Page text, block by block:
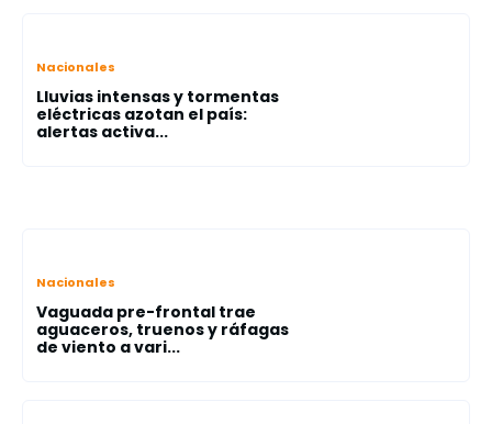
Nacionales
Lluvias intensas y tormentas
eléctricas azotan el país:
alertas activa...
Nacionales
Vaguada pre-frontal trae
aguaceros, truenos y ráfagas
de viento a vari...